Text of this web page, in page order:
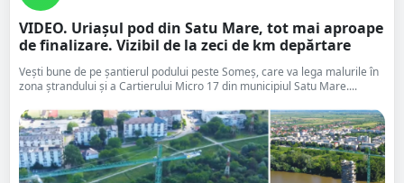
VIDEO. Uriașul pod din Satu Mare, tot mai aproape
de finalizare. Vizibil de la zeci de km depărtare
Vești bune de pe șantierul podului peste Someș, care va lega malurile în
zona ștrandului și a Cartierului Micro 17 din municipiul Satu Mare....